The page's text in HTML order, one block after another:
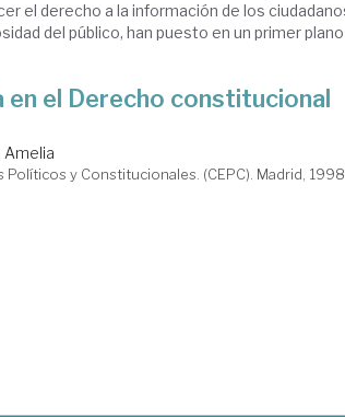
el derecho a la información de los
del público, han puesto en un primer plano
en el Derecho constitucional
Amelia
y Constitucionales. (CEPC). Madrid, 1998